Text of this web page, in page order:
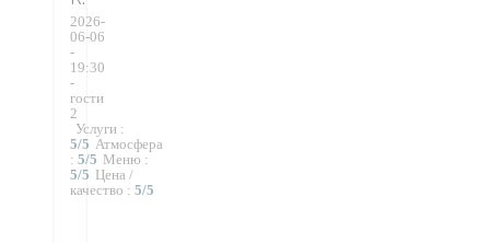
2026-
06-06
-
19:30
-
гости
2
Услуги :
5/5 Атмосфера
: 5/5 Меню :
5/5 Цена /
качество : 5/5